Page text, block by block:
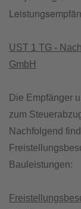
UST 1 TG -
GmbH
Die Empfänger
zum
Nachfolgend
Bauleistungen: